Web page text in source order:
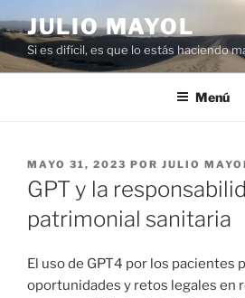
al
contenido
JULIO MAYOL
Si es difícil, es que lo estás haciendo
Menú
PUBLICADO
EL
MAYO 31, 2023 POR JULIO
GPT y la
patrimonial sanitaria
El uso de GPT4 por los pacientes
oportunidades y retos legales en